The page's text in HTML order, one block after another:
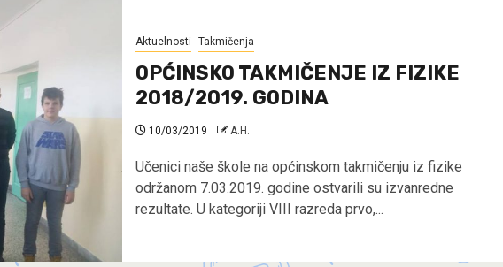
Aktuelnosti Takmičenja
OPĆINSKO TAKMIČENJE IZ FIZIKE
2018/2019. GODINA
10/03/2019 A.H.
Učenici naše škole na općinskom takmičenju iz fizike
održanom 7.03.2019. godine ostvarili su izvanredne
rezultate. U kategoriji VIII razreda prvo,...